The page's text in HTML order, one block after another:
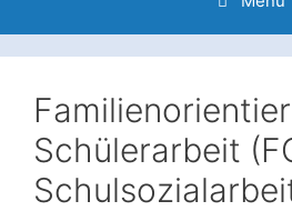
Schülerarbeit